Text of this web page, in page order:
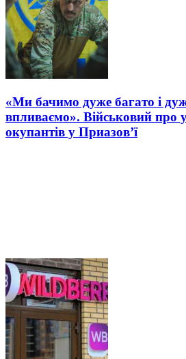
«Ми бачимо дуже багато і
впливаємо». Військовий про
окупантів у Приазов’ї